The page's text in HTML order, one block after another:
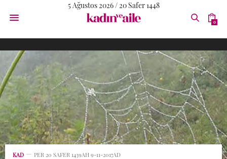
5 Ağustos 2026 / 20 Safer 1448
0
KAD PER 20 SAFER 1439AH 9-11-2017AD